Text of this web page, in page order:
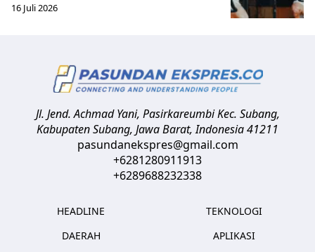
16 Juli 2026
Jl. Jend. Achmad Yani, Pasirkareumbi Kec. Subang,
Kabupaten Subang, Jawa Barat,Indonesia41211
pasundanekspres@gmail.com
+6281280911913
+6289688232338
HEADLINE
DAERAH
TEKNOLOGI
APLIKASI